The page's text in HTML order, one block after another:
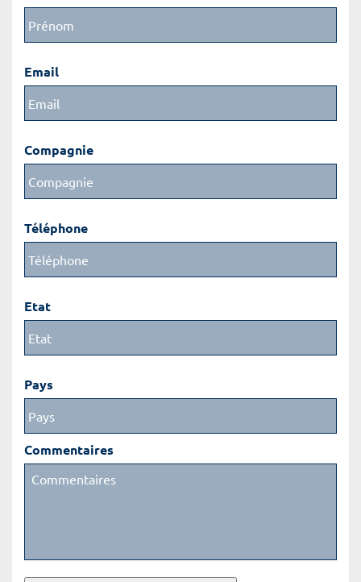
Email
Compagnie
Téléphone
Etat
Pays
Commentaires